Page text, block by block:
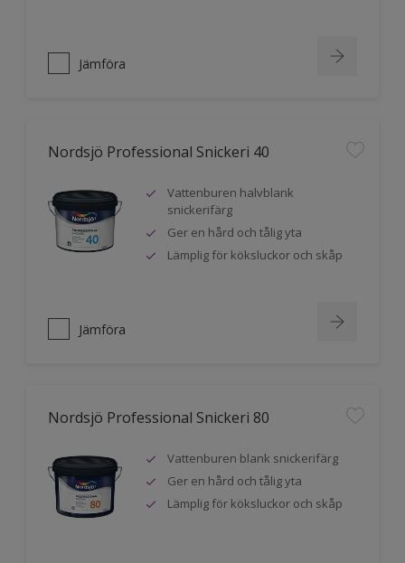
Jämföra
Nordsjö Professional Snickeri 40
Vattenburen halvblank
snickerifärg
Ger en hård och tålig yta
Lämplig för köksluckor och skåp
Jämföra
Nordsjö Professional Snickeri 80
Vattenburen blank snickerifärg
Ger en hård och tålig yta
Lämplig för köksluckor och skåp